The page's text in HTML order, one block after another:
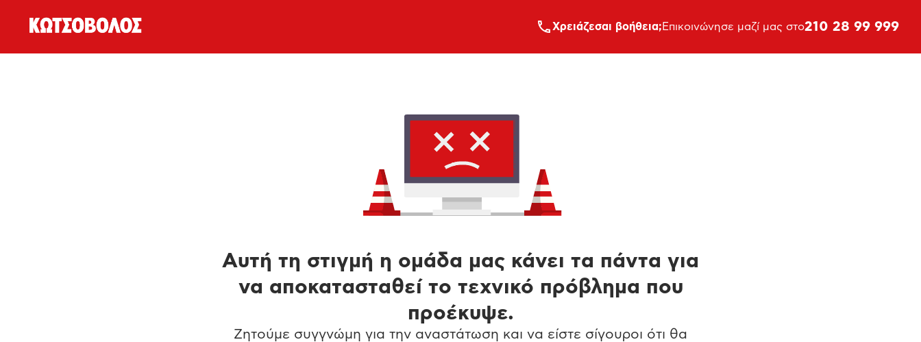
Xρειάζεσαι βοήθεια; Επικοινώνησε μαζί μας στο210 28 99 999
Αυτή τη στιγμή η ομάδα μας κάνει τα πάντα για
να αποκατασταθεί το τεχνικό πρόβλημα που
προέκυψε.
Ζητούμε συγγνώμη για την αναστάτωση και να είστε σίγουροι ότι θα